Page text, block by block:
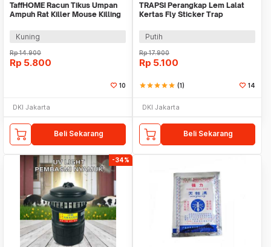
TaffHOME Racun Tikus Umpan
Ampuh Rat Killer Mouse Killing
Kuning
Rp14.900
Rp 5.800
10
DKI Jakarta
Beli Sekarang
TRAPSI Perangkap Lem Lalat
Kertas Fly Sticker Trap
Putih
Rp17.900
Rp 5.100
starstarstarstarstar (1) 14
DKI Jakarta
Beli Sekarang
-34%